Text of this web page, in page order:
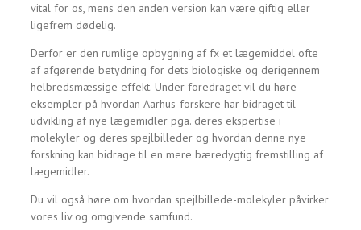
vital for os, mens den anden version kan være giftig eller
ligefrem dødelig.
Derfor er den rumlige opbygning af fx et lægemiddel ofte
af afgørende betydning for dets biologiske og derigennem
helbredsmæssige effekt. Under foredraget vil du høre
eksempler på hvordan Aarhus-forskere har bidraget til
udvikling af nye lægemidler pga. deres ekspertise i
molekyler og deres spejlbilleder og hvordan denne nye
forskning kan bidrage til en mere bæredygtig fremstilling af
lægemidler.
Du vil også høre om hvordan spejlbillede-molekyler påvirker
vores liv og omgivende samfund.